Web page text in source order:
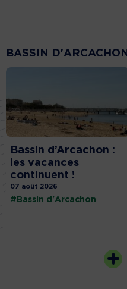
BASSIN D'ARCACHON
Bassin d’Arcachon :
les vacances
continuent !
07 août 2026
#Bassin d'Arcachon